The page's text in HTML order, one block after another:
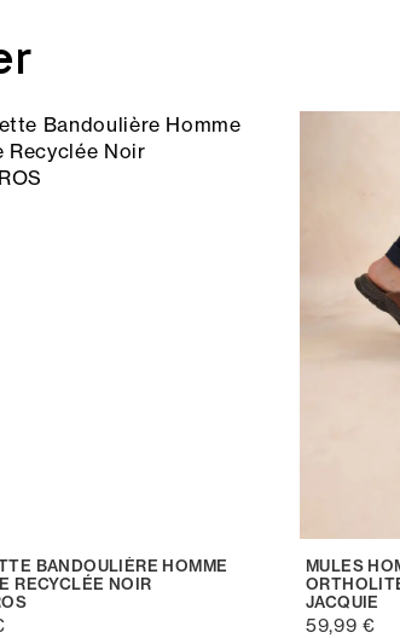
BANDOULIÈRE HOMME
RECYCLÉE NOIR
MULES
JACQUIE
59,99 €